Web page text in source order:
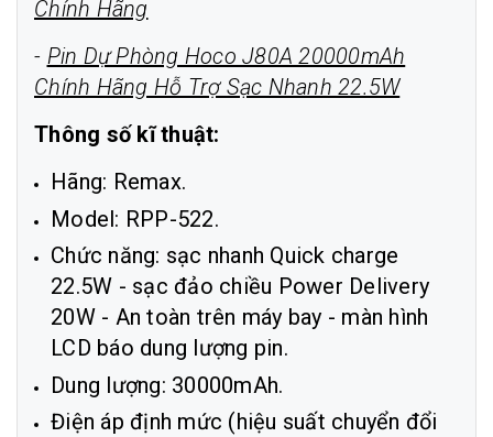
Chính Hãng
- Pin Dự Phòng Hoco J80A 20000mAh
Chính Hãng Hỗ Trợ Sạc Nhanh 22.5W
Thông số kĩ thuật:
Hãng: Remax.
Model: RPP-522.
Chức năng: sạc nhanh Quick charge
22.5W - sạc đảo chiều Power Delivery
20W - An toàn trên máy bay - màn hình
LCD báo dung lượng pin.
Dung lượng: 30000mAh.
Điện áp định mức (hiệu suất chuyển đổi